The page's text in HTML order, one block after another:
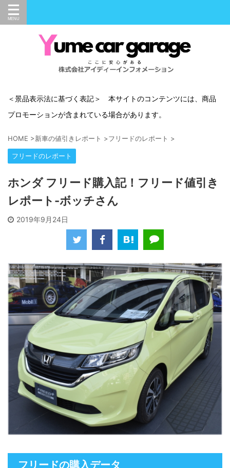
＜景品表示法に基づく表記＞ 本サイトのコンテンツには、商品
プロモーションが含まれている場合があります。
HOME >新車の値引きレポート >フリードのレポート >
フリードのレポート
ホンダ フリード購入記！フリード値引き
レポート-ボッチさん
2019年9月24日
フリードの購入データ